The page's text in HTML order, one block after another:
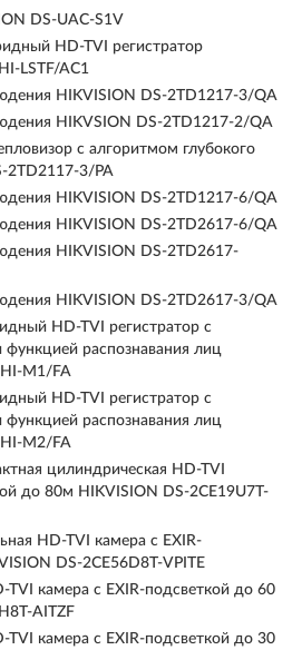
DS-UAC-S1V
HD-TVI регистратор
LSTF/AC1
HIKVISION DS-2TD1217-3/QA
HIKVSION DS-2TD1217-2/QA
с алгоритмом глубокого
2TD2117-3/PA
HIKVISION DS-2TD1217-6/QA
HIKVISION DS-2TD2617-6/QA
HIKVISION DS-2TD2617-
HIKVISION DS-2TD2617-3/QA
HD-TVI регистратор с
функцией распознавания лиц
M1/FA
HD-TVI регистратор с
функцией распознавания лиц
M2/FA
цилиндрическая HD-TVI
до 80м HIKVISION DS-2CE19U7T-
HD-TVI камера с EXIR-
DS-2CE56D8T-VPITE
камера с EXIR-подсветкой до 60
AITZF
камера с EXIR-подсветкой до 30